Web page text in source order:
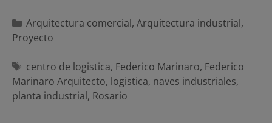
Categorías
Arquitectura comercial, Arquitectura industrial,
Proyecto
Etiquetas
centro de logistica, Federico Marinaro, Federico
Marinaro Arquitecto, logistica, naves industriales,
planta industrial, Rosario